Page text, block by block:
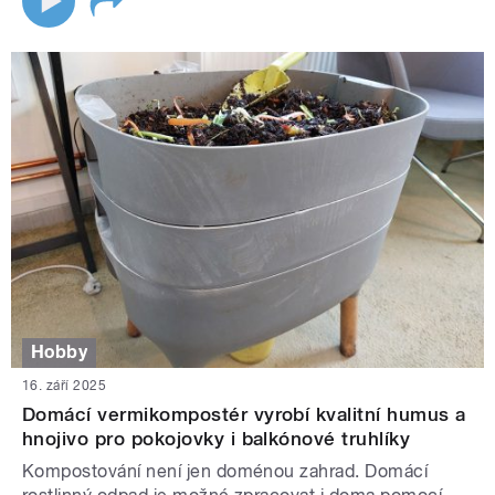
Hobby
16. září 2025
Domácí vermikompostér vyrobí kvalitní humus a
hnojivo pro pokojovky i balkónové truhlíky
Kompostování není jen doménou zahrad. Domácí